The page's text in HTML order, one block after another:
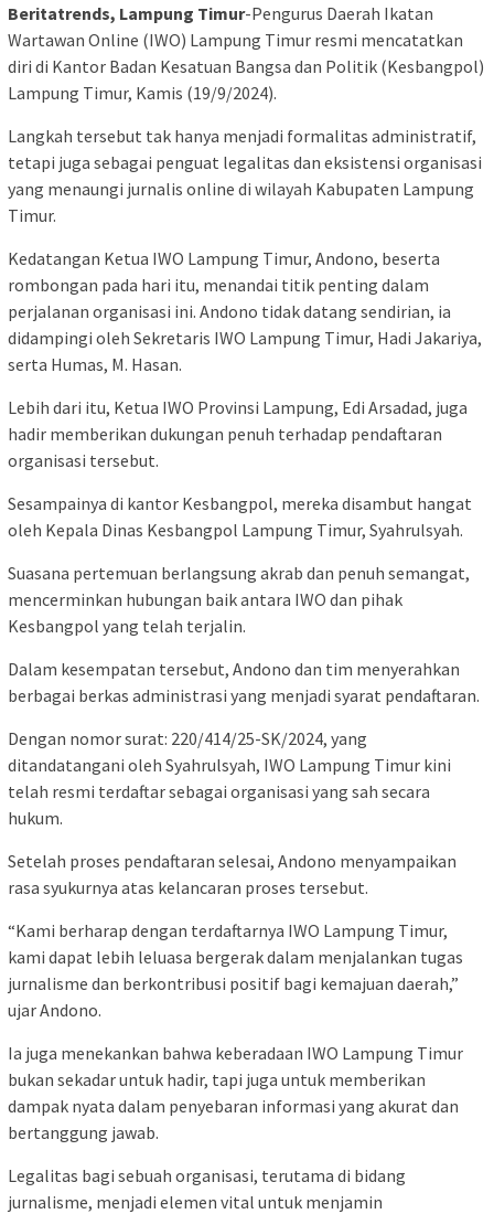
Beritatrends, Lampung Timur-Pengurus Daerah Ikatan
Wartawan Online (IWO) Lampung Timur resmi mencatatkan
diri di Kantor Badan Kesatuan Bangsa dan Politik (Kesbangpol)
Lampung Timur, Kamis (19/9/2024).
Langkah tersebut tak hanya menjadi formalitas administratif,
tetapi juga sebagai penguat legalitas dan eksistensi organisasi
yang menaungi jurnalis online di wilayah Kabupaten Lampung
Timur.
Kedatangan Ketua IWO Lampung Timur, Andono, beserta
rombongan pada hari itu, menandai titik penting dalam
perjalanan organisasi ini. Andono tidak datang sendirian, ia
didampingi oleh Sekretaris IWO Lampung Timur, Hadi Jakariya,
serta Humas, M. Hasan.
Lebih dari itu, Ketua IWO Provinsi Lampung, Edi Arsadad, juga
hadir memberikan dukungan penuh terhadap pendaftaran
organisasi tersebut.
Sesampainya di kantor Kesbangpol, mereka disambut hangat
oleh Kepala Dinas Kesbangpol Lampung Timur, Syahrulsyah.
Suasana pertemuan berlangsung akrab dan penuh semangat,
mencerminkan hubungan baik antara IWO dan pihak
Kesbangpol yang telah terjalin.
Dalam kesempatan tersebut, Andono dan tim menyerahkan
berbagai berkas administrasi yang menjadi syarat pendaftaran.
Dengan nomor surat: 220/414/25-SK/2024, yang
ditandatangani oleh Syahrulsyah, IWO Lampung Timur kini
telah resmi terdaftar sebagai organisasi yang sah secara
hukum.
Setelah proses pendaftaran selesai, Andono menyampaikan
rasa syukurnya atas kelancaran proses tersebut.
“Kami berharap dengan terdaftarnya IWO Lampung Timur,
kami dapat lebih leluasa bergerak dalam menjalankan tugas
jurnalisme dan berkontribusi positif bagi kemajuan daerah,”
ujar Andono.
Ia juga menekankan bahwa keberadaan IWO Lampung Timur
bukan sekadar untuk hadir, tapi juga untuk memberikan
dampak nyata dalam penyebaran informasi yang akurat dan
bertanggung jawab.
Legalitas bagi sebuah organisasi, terutama di bidang
jurnalisme, menjadi elemen vital untuk menjamin